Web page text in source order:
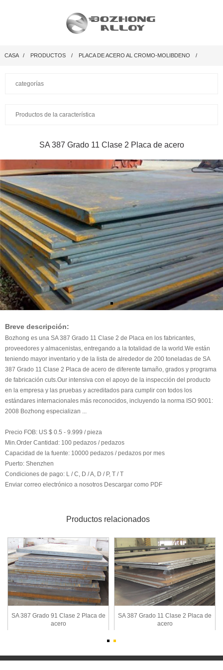
CASA PRODUCTOS PLACA DE ACERO AL CROMO-MOLIBDENO
categorías
Productos de la característica
SA 387 Grado 11 Clase 2 Placa de acero
Breve descripción:
Bozhong es una SA 387 Grado 11 Clase 2 de Placa en los fabricantes,
proveedores y almacenistas, entregando a la totalidad de la world.We están
teniendo mayor inventario y de la lista de alrededor de 200 toneladas de SA
387 Grado 11 Clase 2 Placa de acero de diferente tamaño, grados y programa
de fabricación cuts.Our intensiva con el apoyo de la inspección del producto
en la empresa y las pruebas y acreditados para cumplir con todos los
estándares internacionales más reconocidos, incluyendo la norma ISO 9001:
2008 Bozhong especializan ...
Precio FOB: US $ 0.5 - 9.999 / pieza
Min.Order Cantidad: 100 pedazos / pedazos
Capacidad de la fuente: 10000 pedazos / pedazos por mes
Puerto: Shenzhen
Condiciones de pago: L / C, D / A, D / P, T / T
Enviar correo electrónico a nosotros Descargar como PDF
Productos relacionados
SA 387 Grado 91 Clase 2 Placa de
acero
SA 387 Grado 11 Clase 2 Placa de
acero